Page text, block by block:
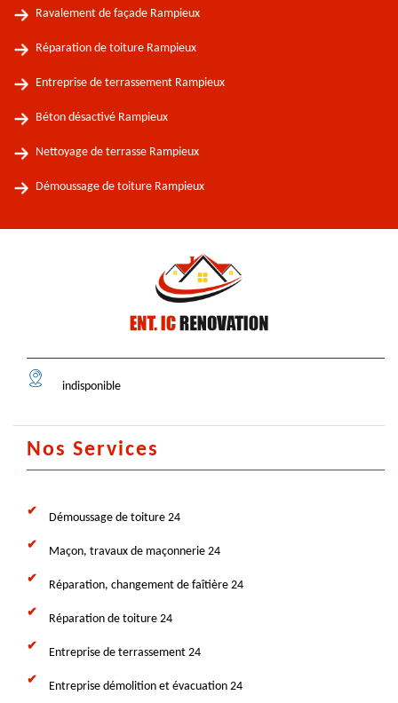
Ravalement de façade Rampieux
Réparation de toiture Rampieux
Entreprise de terrassement Rampieux
Béton désactivé Rampieux
Nettoyage de terrasse Rampieux
Démoussage de toiture Rampieux
indisponible
Nos Services
Démoussage de toiture 24
Maçon, travaux de maçonnerie 24
Réparation, changement de faîtière 24
Réparation de toiture 24
Entreprise de terrassement 24
Entreprise démolition et évacuation 24